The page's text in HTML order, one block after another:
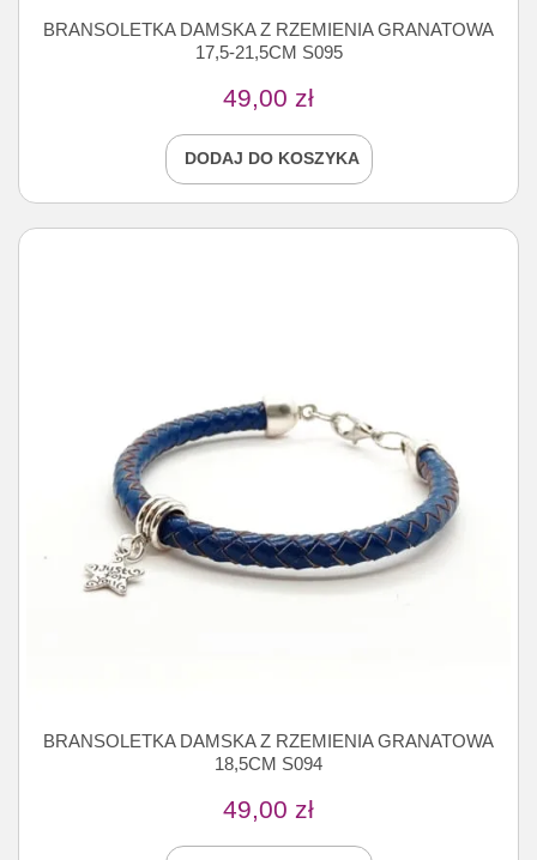
BRANSOLETKA DAMSKA Z RZEMIENIA GRANATOWA
17,5-21,5CM S095
49,00 zł
DODAJ DO KOSZYKA
BRANSOLETKA DAMSKA Z RZEMIENIA GRANATOWA
18,5CM S094
49,00 zł